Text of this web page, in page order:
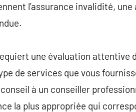
l’assurance invalidité,
une évaluation attentive
de services que vous
à un conseiller
la plus appropriée qui